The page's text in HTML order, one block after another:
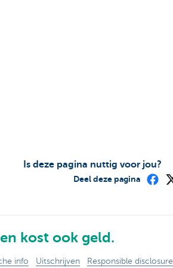
Is deze pagina nuttig voor jou?
Deel deze pagina
kost ook geld.
info Uitschrijven Responsible disclosure